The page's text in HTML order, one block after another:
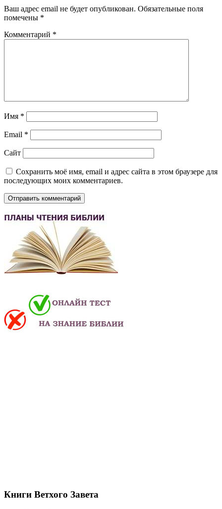
Ваш адрес email не будет опубликован. Обязательные поля
помечены *
Комментарий *
Имя *
Email *
Сайт
Сохранить моё имя, email и адрес сайта в этом браузере для
последующих моих комментариев.
Книги Ветхого Завета